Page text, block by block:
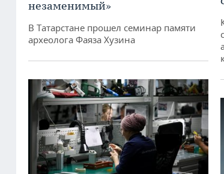
незаменимый»
В Татарстане прошел семинар памяти
археолога Фаяза Хузина